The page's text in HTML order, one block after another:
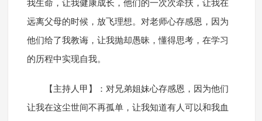
我生命，让我健康成长，他们的一次次牵扶，让我在
远离父母的时候，放飞理想。对老师心存感恩，因为
他们给了我教诲，让我抛却愚昧，懂得思考，在学习
的历程中实现自我。
【主持人甲】：对兄弟姐妹心存感恩，因为他们
让我在这尘世间不再孤单，让我知道有人可以和我血